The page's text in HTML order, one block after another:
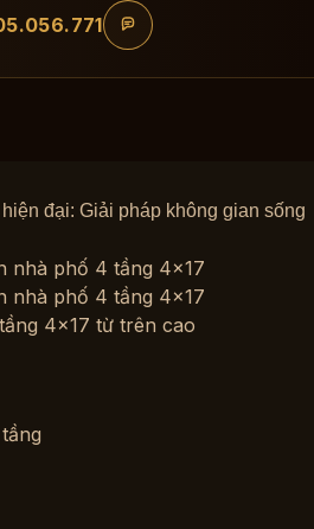
đại: Giải pháp không gian sống